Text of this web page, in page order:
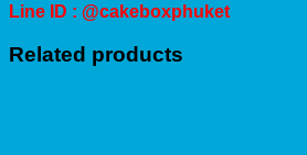
Line ID : @cakeboxphuket
Related products